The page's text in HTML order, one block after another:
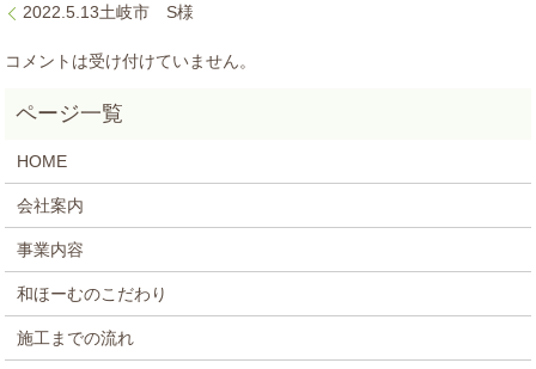
2022.5.13土岐市 S様
コメントは受け付けていません。
HOME
会社案内
事業内容
和ほーむのこだわり
施工までの流れ